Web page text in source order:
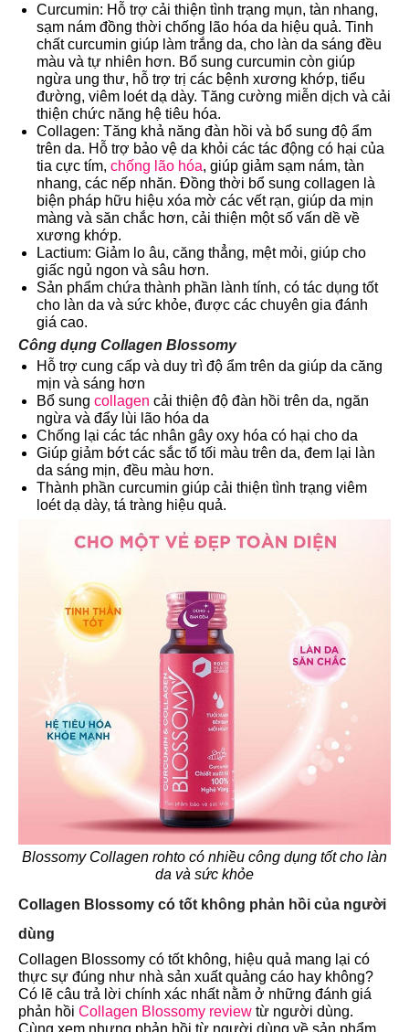
Curcumin: Hỗ trợ cải thiện tình trạng mụn, tàn nhang,
sạm nám đồng thời chống lão hóa da hiệu quả. Tinh
chất curcumin giúp làm trắng da, cho làn da sáng đều
màu và tự nhiên hơn. Bổ sung curcumin còn giúp
ngừa ung thư, hỗ trợ trị các bệnh xương khớp, tiểu
đường, viêm loét dạ dày. Tăng cường miễn dịch và cải
thiện chức năng hệ tiêu hóa.
Collagen: Tăng khả năng đàn hồi và bổ sung độ ẩm
trên da. Hỗ trợ bảo vệ da khỏi các tác động có hại của
tia cực tím, chống lão hóa, giúp giảm sạm nám, tàn
nhang, các nếp nhăn. Đồng thời bổ sung collagen là
biện pháp hữu hiệu xóa mờ các vết rạn, giúp da mịn
màng và săn chắc hơn, cải thiện một số vấn dề về
xương khớp.
Lactium: Giảm lo âu, căng thẳng, mệt mỏi, giúp cho
giấc ngủ ngon và sâu hơn.
Sản phẩm chứa thành phần lành tính, có tác dụng tốt
cho làn da và sức khỏe, được các chuyên gia đánh
giá cao.
Công dụng Collagen Blossomy
Hỗ trợ cung cấp và duy trì độ ẩm trên da giúp da căng
mịn và sáng hơn
Bổ sung collagen cải thiện độ đàn hồi trên da, ngăn
ngừa và đẩy lùi lão hóa da
Chống lại các tác nhân gây oxy hóa có hại cho da
Giúp giảm bớt các sắc tố tối màu trên da, đem lại làn
da sáng mịn, đều màu hơn.
Thành phần curcumin giúp cải thiện tình trạng viêm
loét dạ dày, tá tràng hiệu quả.
Blossomy Collagen rohto có nhiều công dụng tốt cho làn
da và sức khỏe
Collagen Blossomy có tốt không phản hồi của người
dùng
Collagen Blossomy có tốt không, hiệu quả mang lại có
thực sự đúng như nhà sản xuất quảng cáo hay không?
Có lẽ câu trả lời chính xác nhất nằm ở những đánh giá
phản hồi Collagen Blossomy review từ người dùng.